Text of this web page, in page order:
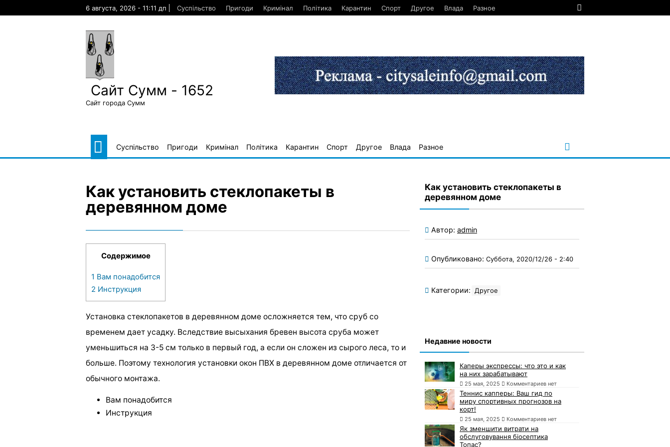
6 августа, 2026 - 11:11 дп Суспільство Пригоди Кримінал Політика Карантин Спорт Другое Влада Разное
Сайт Сумм - 1652
Сайт города Сумм
Суспільство Пригоди Кримінал Політика Карантин Спорт Другое Влада Разное
Как установить стеклопакеты в
деревянном доме
Содержимое
1 Вам понадобится
2 Инструкция
Установка стеклопакетов в деревянном доме осложняется тем, что сруб со
временем дает усадку. Вследствие высыхания бревен высота сруба может
уменьшиться на 3-5 см только в первый год, а если он сложен из сырого леса, то и
больше. Поэтому технология установки окон ПВХ в деревянном доме отличается от
обычного монтажа.
Вам понадобится
Инструкция
Как установить стеклопакеты в
деревянном доме
Автор: admin
Опубликовано: Суббота, 2020/12/26 - 2:40
Категории: Другое
Недавние новости
Каперы экспрессы: что это и как
на них зарабатывают
25 мая, 2025 Комментариев нет
Теннис капперы: Ваш гид по
миру спортивных прогнозов на
корт!
25 мая, 2025 Комментариев нет
Як зменшити витрати на
обслуговування біосептика
Топас?